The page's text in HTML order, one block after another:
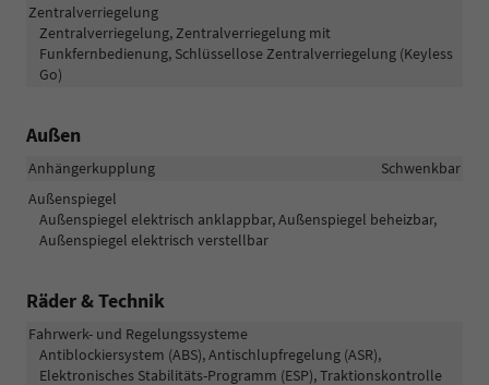
Zentralverriegelung
Zentralverriegelung, Zentralverriegelung mit
Funkfernbedienung, Schlüssellose Zentralverriegelung (Keyless
Go)
Außen
Anhängerkupplung
Schwenkbar
Außenspiegel
Außenspiegel elektrisch anklappbar, Außenspiegel beheizbar,
Außenspiegel elektrisch verstellbar
Räder & Technik
Fahrwerk- und Regelungssysteme
Antiblockiersystem (ABS), Antischlupfregelung (ASR),
Elektronisches Stabilitäts-Programm (ESP), Traktionskontrolle